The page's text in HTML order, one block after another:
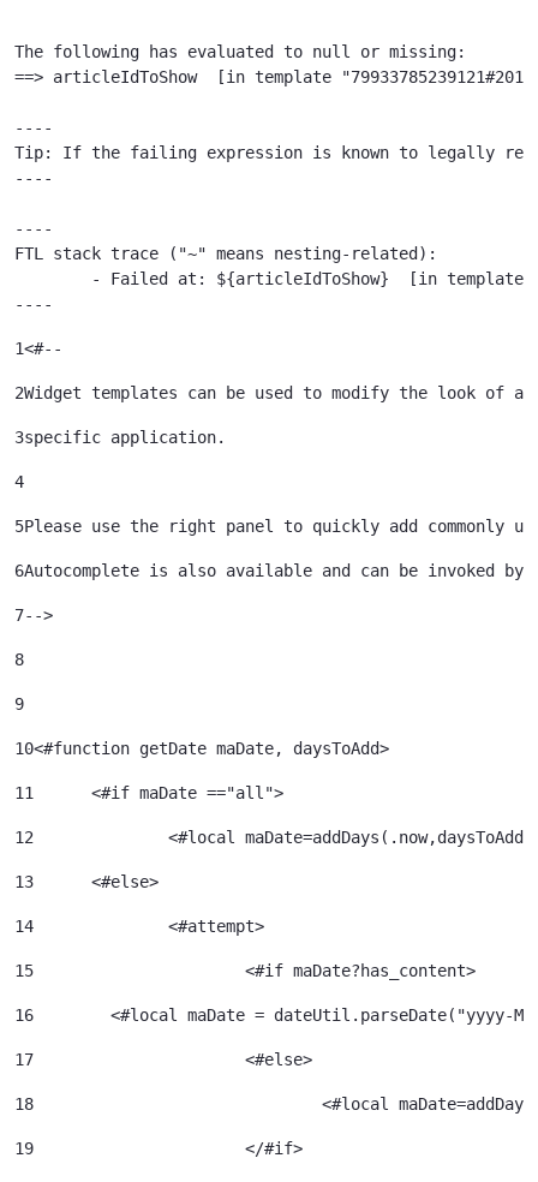
The following has evaluated to null or missing:
==> articleIdToShow  [in template
----
Tip: If the failing expression is known to legally refer
----
----
FTL stack trace ("~" means nesting-related):
----
1<#--
2Widget templates can be used to modify the look of a
3specific application.
4
5Please use the right panel to quickly add commonly
6Autocomplete is also available and can be invoked
7-->
8
9
10<#function getDate maDate, daysToAdd>
11
	<#if maDate =="all">
12
<#local
13
	<#else>
14
		<#attempt>
15
			<#if maDate?has_content>
16
<#local maDate = dateUtil.parseDate("yyyy-
17
			<#else>
18
<#local
19
			</#if>